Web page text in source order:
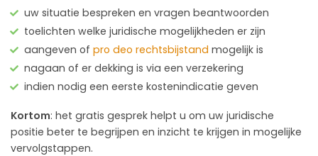
uw situatie bespreken en vragen beantwoorden
toelichten welke juridische mogelijkheden er zijn
aangeven of pro deo rechtsbijstand mogelijk is
nagaan of er dekking is via een verzekering
indien nodig een eerste kostenindicatie geven
Kortom: het gratis gesprek helpt u om uw juridische
positie beter te begrijpen en inzicht te krijgen in mogelijke
vervolgstappen.